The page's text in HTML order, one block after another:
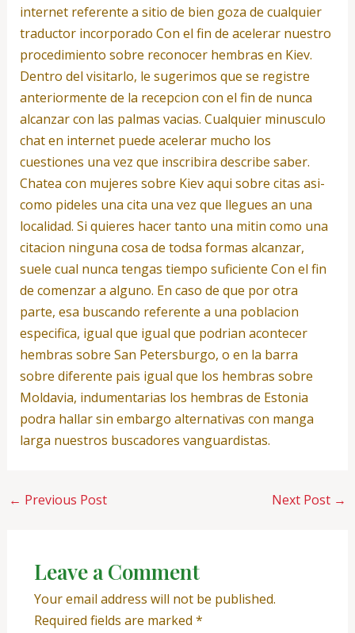
internet referente a sitio de bien goza de cualquier
traductor incorporado Con el fin de acelerar nuestro
procedimiento sobre reconocer hembras en Kiev.
Dentro del visitarlo, le sugerimos que se registre
anteriormente de la recepcion con el fin de nunca
alcanzar con las palmas vacias. Cualquier minusculo
chat en internet puede acelerar mucho los
cuestiones una vez que inscribira describe saber.
Chatea con mujeres sobre Kiev aqui sobre citas asi­
como pideles una cita una vez que llegues an una
localidad. Si quieres hacer tanto una mitin como una
citacion ninguna cosa de todsa formas alcanzar,
suele cual nunca tengas tiempo suficiente Con el fin
de comenzar a alguno. En caso de que por otra
parte, esa buscando referente a una poblacion
especi­fica, igual que igual que podri­an acontecer
hembras sobre San Petersburgo, o en la barra
sobre diferente pais igual que los hembras sobre
Moldavia, indumentarias los hembras de Estonia
podra hallar sin embargo alternativas con manga
larga nuestros buscadores vanguardistas.
← Previous Post Next Post →
Leave a Comment
Your email address will not be published.
Required fields are marked *